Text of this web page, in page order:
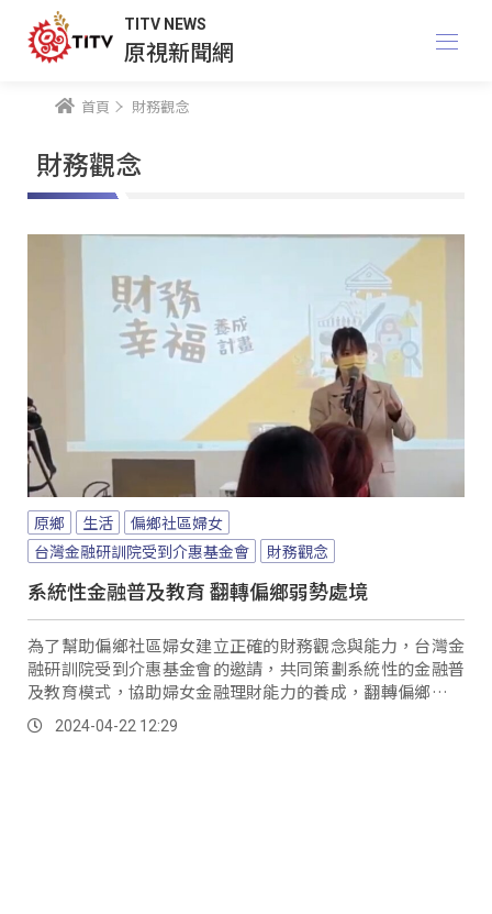
TITV NEWS
原視新聞網
首頁 財務觀念
財務觀念
原鄉 生活
偏鄉社區婦女
台灣金融研訓院受到介惠基金會
財務觀念
系統性金融普及教育 翻轉偏鄉弱勢處境
為了幫助偏鄉社區婦女建立正確的財務觀念與能力，台灣金
融研訓院受到介惠基金會的邀請，共同策劃系統性的金融普
及教育模式，協助婦女金融理財能力的養成，翻轉偏鄉貧弱
的困境。
2024-04-22 12:29